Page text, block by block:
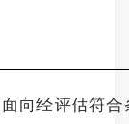
面向经评估符